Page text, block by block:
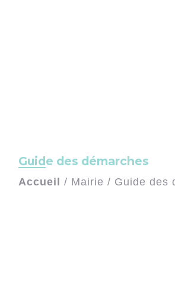
Guide des démarches
Accueil / Mairie / Guide des